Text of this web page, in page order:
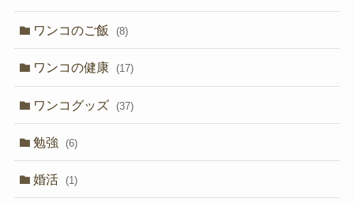
ワンコのご飯 (8)
ワンコの健康 (17)
ワンコグッズ (37)
勉強 (6)
婚活 (1)